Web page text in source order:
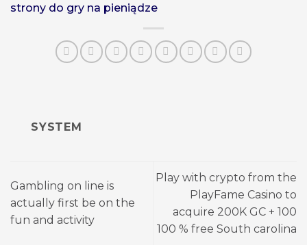
strony do gry na pieniądze
SYSTEM
Gambling on line is
actually first be on the
fun and activity
Play with crypto from the
PlayFame Casino to
acquire 200K GC + 100
100 % free South carolina